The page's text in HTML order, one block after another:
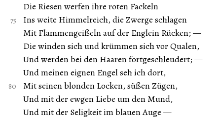
Die Riesen werfen ihre roten Fackeln
Ins weite Himmelreich, die Zwerge schlagen
Mit Flammengeißeln auf der Englein Rücken; —
Die winden sich und krümmen sich vor Qualen,
Und werden bei den Haaren fortgeschleudert; —
Und meinen eignen Engel seh ich dort,
Mit seinen blonden Locken, süßen Zügen,
Und mit der ewgen Liebe um den Mund,
Und mit der Seligkeit im blauen Auge —